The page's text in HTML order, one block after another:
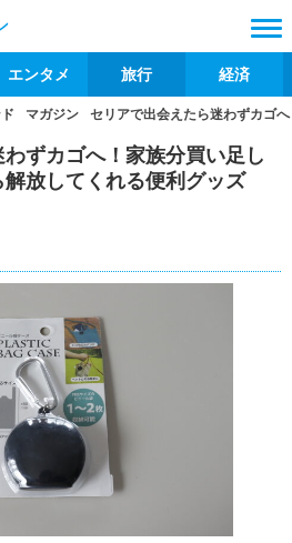
エンタメ 旅行 経済
マガジン セリアで出会えたら迷わずカゴ
ずカゴへ！家族分買い足し
放してくれる便利グッズ